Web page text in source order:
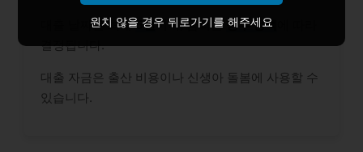
대출 날짜은 최대5년이며, 금리는 정부 정책
결정됩니다.
대출 자금은 출산 비용이나 신생아 돌봄에 사용할 수
있습니다.
원치 않을 경우 뒤로가기를 해주세요